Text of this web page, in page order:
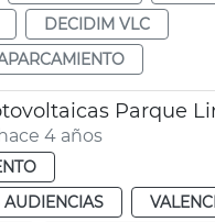
DECIDIM VLC
Parque
4 años